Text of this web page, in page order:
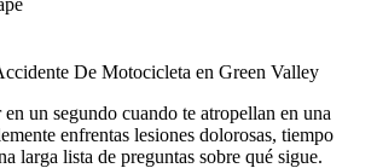
De Motocicleta en Green Valley
un segundo cuando te atropellan en una
enfrentas lesiones dolorosas, tiempo
larga lista de preguntas sobre qué sigue.